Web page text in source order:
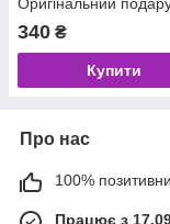
Подарунок на 14
340 ₴
Купити
Про нас
100%
Працює з